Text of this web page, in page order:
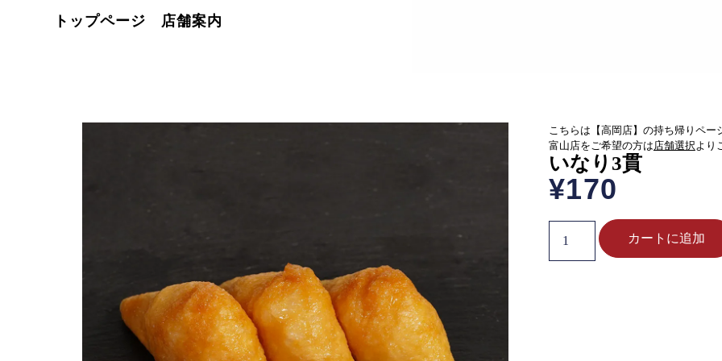
トップページ 店舗案内
こちらは【高岡店】の持ち帰りペー
富山店をご希望の方は 店舗選択 より
いなり3貫
¥170
カートに追加